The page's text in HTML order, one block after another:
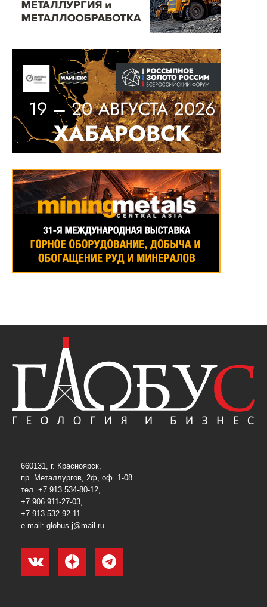
660131, г. Красноярск,
пр. Металлургов, 2ф, оф. 1-08
тел. +7 913 534-80-12,
+7 906 911-27-03,
+7 913 532-92-11
e-mail: globus-j@mail.ru